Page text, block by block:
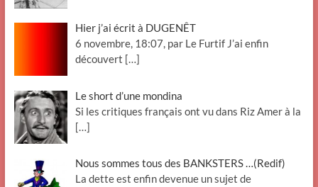
Hier j’ai écrit à DUGENÊT
6 novembre, 18:07, par Le Furtif J’ai enfin
découvert […]
Le short d’une mondina
Si les critiques français ont vu dans Riz Amer à la
[…]
Nous sommes tous des BANKSTERS …(Redif)
La dette est enfin devenue un sujet de